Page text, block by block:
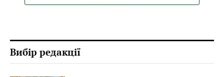
Вибір редакції